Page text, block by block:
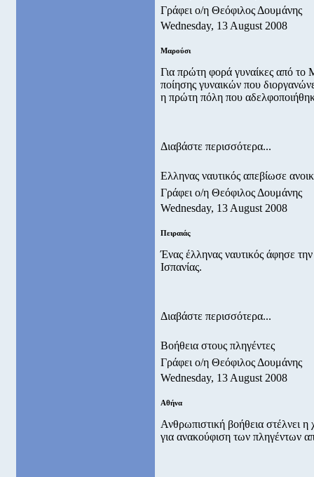
Γράφει ο/η Θεόφιλος Δουμάνης
Wednesday, 13 August 2008
Μαρούσι
Για πρώτη φορά γυναίκες από
ποίησης γυναικών που
η πρώτη πόλη που
Διαβάστε περισσότερα...
Ελληνας ναυτικός απεβίωσε
Γράφει ο/η Θεόφιλος Δουμάνης
Wednesday, 13 August 2008
Πειραιάς
Ένας έλληνας ναυτικός άφησε
Ισπανίας.
Διαβάστε περισσότερα...
Βοήθεια στους πληγέντες
Γράφει ο/η Θεόφιλος Δουμάνης
Wednesday, 13 August 2008
Αθήνα
Ανθρωπιστική βοήθεια στέλνει
για ανακούφιση των πληγέντων